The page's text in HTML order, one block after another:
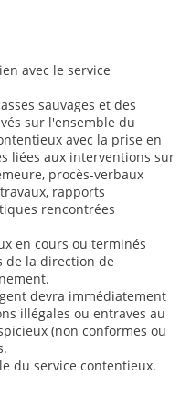
avec le service
sauvages et des
sur l'ensemble du
avec la prise en
liées aux interventions sur
procès-verbaux
rapports
rencontrées
en cours ou terminés
de la direction de
devra immédiatement
illégales ou entraves au
(non conformes ou
du service contentieux.